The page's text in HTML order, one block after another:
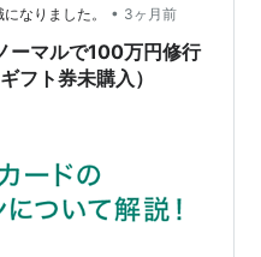
なりました。 • 3ヶ月前
ーマルで100万円修行
フト券未購入）